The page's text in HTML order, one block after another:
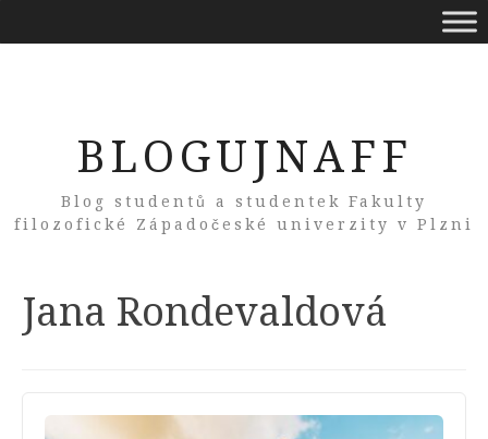
BLOGUJNAFF
Blog studentů a studentek Fakulty
filozofické Západočeské univerzity v Plzni
Author:
Jana Rondevaldová